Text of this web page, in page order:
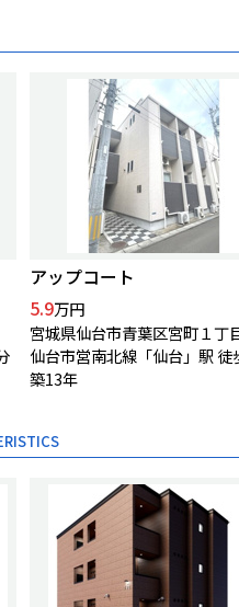
アップコート
5.9万円
宮城県仙台市青葉区宮町１丁
仙台市営南北線「仙台」駅 徒
築13年